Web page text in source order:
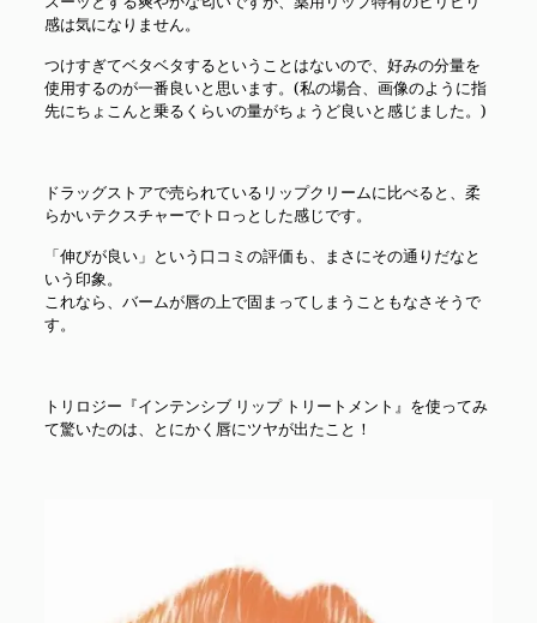
感は気になりません。
つけすぎてベタベタするということはないので、好みの分量を
使用するのが一番良いと思います。(私の場合、画像のように指
先にちょこんと乗るくらいの量がちょうど良いと感じました。)
ドラッグストアで売られているリップクリームに比べると、柔
らかいテクスチャーでトロっとした感じです。
「伸びが良い」という口コミの評価も、まさにその通りだなと
いう印象。
これなら、バームが唇の上で固まってしまうこともなさそうで
す。
トリロジー『インテンシブ リップ トリートメント』を使ってみ
て驚いたのは、とにかく唇にツヤが出たこと！